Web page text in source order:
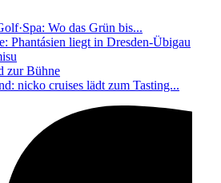
Wo das Grün bis...
Phantásien liegt in Dresden-Übigau
zur Bühne
nicko cruises lädt zum Tasting...